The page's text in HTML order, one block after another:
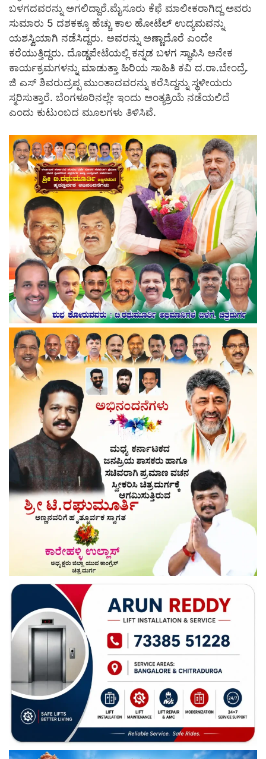
ಬಳಗದವರನ್ನು ಅಗಲಿದ್ದಾರೆ.ಮೈಸೂರು ಕೆಫೆ ಮಾಲೀಕರಾಗಿದ್ದ ಅವರು
ಸುಮಾರು 5 ದಶಕಕ್ಕೂ ಹೆಚ್ಚು ಕಾಲ ಹೋಟೆಲ್ ಉದ್ಯಮವನ್ನು
ಯಶಸ್ವಿಯಾಗಿ ನಡೆಸಿದ್ದರು. ಅವರನ್ನು ಅಣ್ಣಾದೊರೆ ಎಂದೇ
ಕರೆಯುತ್ತಿದ್ದರು. ದೊಡ್ಡಪೇಟೆಯಲ್ಲಿ ಕನ್ನಡ ಬಳಗ ಸ್ಥಾಪಿಸಿ ಅನೇಕ
ಕಾರ್ಯಕ್ರಮಗಳನ್ನು ಮಾಡುತ್ತಾ ಹಿರಿಯ ಸಾಹಿತಿ ಕವಿ ದ.ರಾ.ಬೇಂದ್ರೆ.
ಜಿ ಎಸ್ ಶಿವರುದ್ರಪ್ಪ ಮುಂತಾದವರನ್ನು ಕರೆಸಿದ್ದನ್ನು ಸ್ಥಳೀಯರು
ಸ್ಮರಿಸುತ್ತಾರೆ. ಬೆಂಗಳೂರಿನಲ್ಲೇ ಇಂದು ಅಂತ್ಯಕ್ರಿಯೆ ನಡೆಯಲಿದೆ
ಎಂದು ಕುಟುಂಬದ ಮೂಲಗಳು ತಿಳಿಸಿವೆ.